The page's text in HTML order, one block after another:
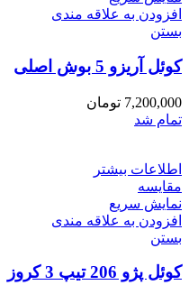
افزودن به علاقه مندی
بستن
کوئل آریزو 5 بوش اصلی
7,200,000 تومان
تمام شد
اطلاعات بیشتر
مقایسه
نمایش سریع
افزودن به علاقه مندی
بستن
کوئل پژو 206 تیپ 3 کروز